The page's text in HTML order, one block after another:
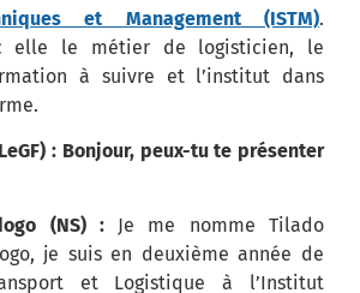
et Management (ISTM).
elle le métier de logisticien, le
à suivre et l’institut dans
: Bonjour, peux-tu te présenter
(NS) :Je me nomme Tilado
je suis en deuxième année de
et Logistique à l’Institut